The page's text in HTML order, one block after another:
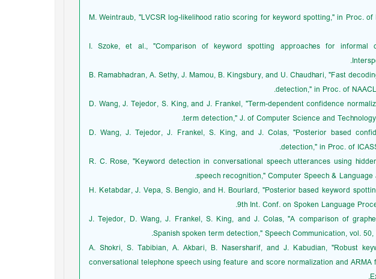
[1] M. Weintraub, "LVCSR log-likelihood ratio scoring for keyword spotting," in Proc.
[2] I. Szoke, et al., "Comparison of keyword spotting approaches for
[3] B. Ramabhadran, A. Sethy, J. Mamou, B. Kingsbury, and U. Chaudhari, "Fast
detection," in Proc. of
[4] D. Wang, J. Tejedor, S. King, and J. Frankel, "Term-dependent confidence
term detection," J. of Computer Science and
[5] D. Wang, J. Tejedor, J. Frankel, S. King, and J. Colas, "Posterior based
detection," in Proc. of
[6] R. C. Rose, "Keyword detection in conversational speech utterances using
speech recognition," Computer Speech &
[7] H. Ketabdar, J. Vepa, S. Bengio, and H. Bourlard, "Posterior based keyword
9th Int. Conf. on Spoken Language
[8] J. Tejedor, D. Wang, J. Frankel, S. King, and J. Colas, "A comparison of
Spanish spoken term detection," Speech Communication, vol. 50,
[9] A. Shokri, S. Tabibian, A. Akbari, B. Nasersharif, and J. Kabudian, "Robust
conversational telephone speech using feature and score normalization and